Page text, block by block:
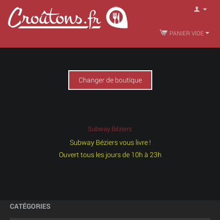
PANIER VIDE
Changer de boutique
Subway Béziers
Subway Béziers vous livre !
Ouvert tous les jours de 10h à 23h
CATÉGORIES